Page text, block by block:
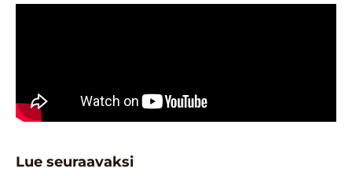
Lue seuraavaksi